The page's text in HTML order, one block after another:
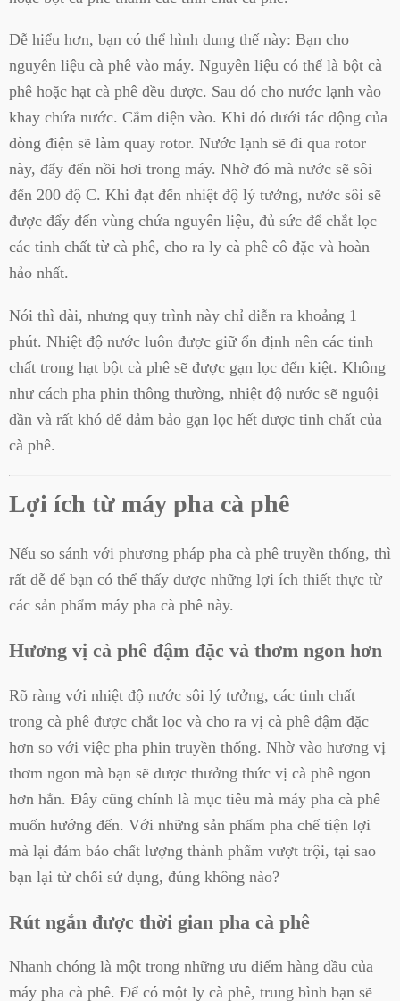
Dễ hiểu hơn, bạn có thể hình dung thế này: Bạn cho
nguyên liệu cà phê vào máy. Nguyên liệu có thể là bột cà
phê hoặc hạt cà phê đều được. Sau đó cho nước lạnh vào
khay chứa nước. Cắm điện vào. Khi đó dưới tác động của
dòng điện sẽ làm quay rotor. Nước lạnh sẽ đi qua rotor
này, đẩy đến nồi hơi trong máy. Nhờ đó mà nước sẽ sôi
đến 200 độ C. Khi đạt đến nhiệt độ lý tưởng, nước sôi sẽ
được đẩy đến vùng chứa nguyên liệu, đủ sức để chắt lọc
các tinh chất từ cà phê, cho ra ly cà phê cô đặc và hoàn
hảo nhất.
Nói thì dài, nhưng quy trình này chỉ diễn ra khoảng 1
phút. Nhiệt độ nước luôn được giữ ổn định nên các tinh
chất trong hạt bột cà phê sẽ được gạn lọc đến kiệt. Không
như cách pha phin thông thường, nhiệt độ nước sẽ nguội
dần và rất khó để đảm bảo gạn lọc hết được tinh chất của
cà phê.
Lợi ích từ máy pha cà phê
Nếu so sánh với phương pháp pha cà phê truyền thống, thì
rất dễ để bạn có thể thấy được những lợi ích thiết thực từ
các sản phẩm máy pha cà phê này.
Hương vị cà phê đậm đặc và thơm ngon hơn
Rõ ràng với nhiệt độ nước sôi lý tưởng, các tinh chất
trong cà phê được chắt lọc và cho ra vị cà phê đậm đặc
hơn so với việc pha phin truyền thống. Nhờ vào hương vị
thơm ngon mà bạn sẽ được thưởng thức vị cà phê ngon
hơn hẳn. Đây cũng chính là mục tiêu mà máy pha cà phê
muốn hướng đến. Với những sản phẩm pha chế tiện lợi
mà lại đảm bảo chất lượng thành phẩm vượt trội, tại sao
bạn lại từ chối sử dụng, đúng không nào?
Rút ngắn được thời gian pha cà phê
Nhanh chóng là một trong những ưu điểm hàng đầu của
máy pha cà phê. Để có một ly cà phê, trung bình bạn sẽ